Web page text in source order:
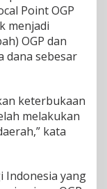
Point OGP
menjadi
OGP dan
dana sebesar
keterbukaan
melakukan
kata
Indonesia yang